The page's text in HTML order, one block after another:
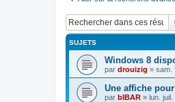
SUJETS
Windows 8
par drouizig » sam.
Une affiche
par bIBAR » lun.